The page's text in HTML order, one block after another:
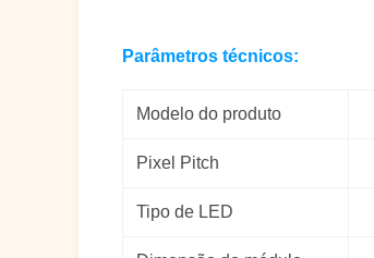
Parâmetros técnicos:
Modelo do produto
Pixel Pitch
Tipo de LED